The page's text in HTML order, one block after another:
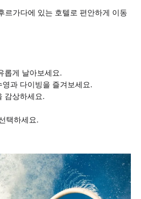
르가다에 있는 호텔로 편안하게 이동
롭게 날아보세요.
과 다이빙을 즐겨보세요.
감상하세요.
택하세요.